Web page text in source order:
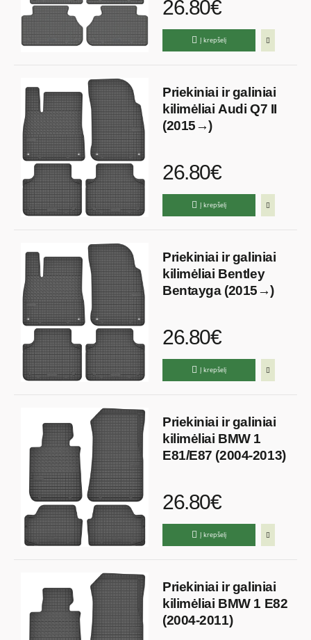
26.80€
Į krepšelį
Priekiniai ir galiniai
kilimėliai Audi Q7 II
(2015→)
26.80€
Į krepšelį
Priekiniai ir galiniai
kilimėliai Bentley
Bentayga (2015→)
26.80€
Į krepšelį
Priekiniai ir galiniai
kilimėliai BMW 1
E81/E87 (2004-2013)
26.80€
Į krepšelį
Priekiniai ir galiniai
kilimėliai BMW 1 E82
(2004-2011)